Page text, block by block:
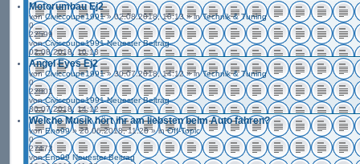
Motorumbau Ej2
vonCiviccoupe1991» 02.08.2018, 10:13 » inTechnik & Tuning
0
22599
vonCiviccoupe1991 Neuester Beitrag
02.08.2018, 10:13
Angel Eyes Ej2
vonCiviccoupe1991» 30.07.2018, 14:12 » inTechnik & Tuning
0
22901
vonCiviccoupe1991 Neuester Beitrag
30.07.2018, 14:12
Welche Musik hört ihr am liebsten beim Auto fahren?
vonEno99» 26.06.2018, 11:28 » inOff-Topic
0
27473
vonEno99 Neuester Beitrag